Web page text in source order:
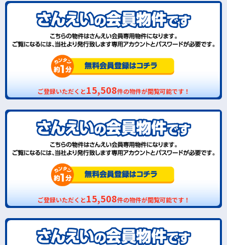
ご登録いただくと15,508件の物件が閲覧可能です！
ご登録いただくと15,508件の物件が閲覧可能です！